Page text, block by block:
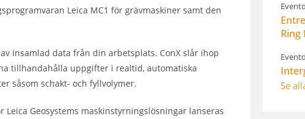
Leica MC1 för grävmaskiner samt den
insamlad data från din arbetsplats. ConX slår ihop
tillhandahålla uppgifter i realtid, automatiska
såsom schakt- och fyllvolymer.
Geosystems maskinstyrningslösningar lanseras
Se